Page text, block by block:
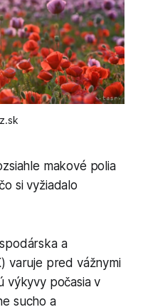
makové polia
si vyžiadalo
a
varuje pred vážnymi
výkyvy počasia v
sucho a